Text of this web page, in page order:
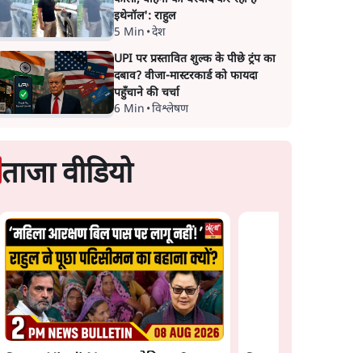
इथेनॉल': राहुल
5 Min •देश
UPI पर प्रस्तावित शुल्क के पीछे ट्रंप का
दबाव? वीजा-मास्टरकार्ड को फायदा
पहुँचाने की चर्चा
6 Min •विश्लेषण
ताजा वीडियो